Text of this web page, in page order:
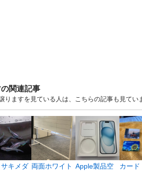
関連記事
ますを見ている人は、こちらの記事も見てい
サキメダ 両面ホワイト Apple製品空
カード